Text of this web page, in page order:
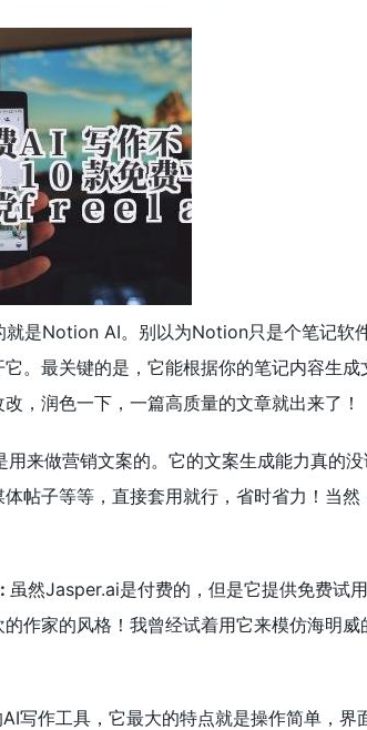
就是Notion AI。别以为Notion只是个笔记软
。最关键的是，它能根据你的笔记内容生
，润色一下，一篇高质量的文章就出来了！
用来做营销文案的。它的文案生成能力真的
帖子等等，直接套用就行，省时省力！当
虽然Jasper.ai是付费的，但是它提供免费试
作家的风格！我曾经试着用它来模仿海明
写作工具，它最大的特点就是操作简单，